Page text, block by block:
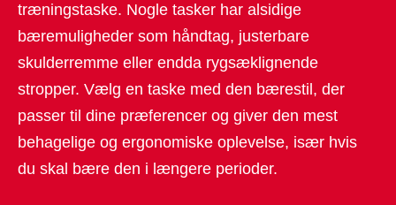
træningstaske. Nogle tasker har alsidige
bæremuligheder som håndtag, justerbare
skulderremme eller endda rygsæklignende
stropper. Vælg en taske med den bærestil, der
passer til dine præferencer og giver den mest
behagelige og ergonomiske oplevelse, især hvis
du skal bære den i længere perioder.